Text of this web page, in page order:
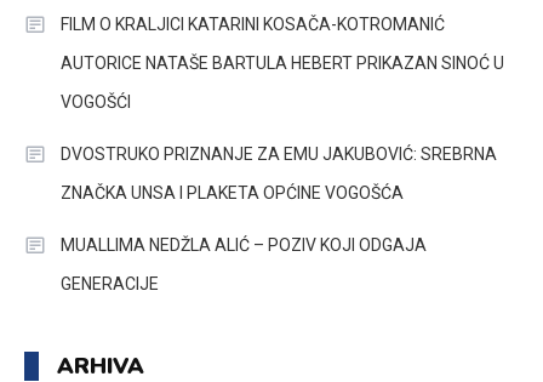
FILM O KRALJICI KATARINI KOSAČA-KOTROMANIĆ
AUTORICE NATAŠE BARTULA HEBERT PRIKAZAN SINOĆ U
VOGOŠĆI
DVOSTRUKO PRIZNANJE ZA EMU JAKUBOVIĆ: SREBRNA
ZNAČKA UNSA I PLAKETA OPĆINE VOGOŠĆA
MUALLIMA NEDŽLA ALIĆ – POZIV KOJI ODGAJA
GENERACIJE
ARHIVA